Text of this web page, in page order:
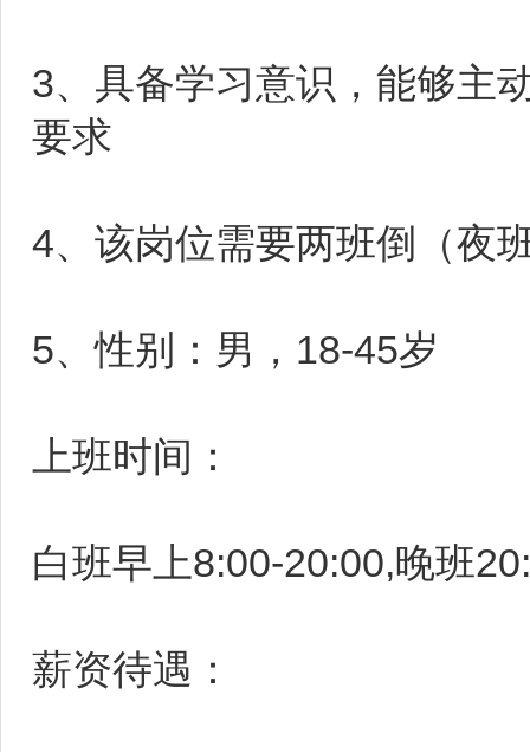
3、具备学习意识，能够主
要求
4、该岗位需要两班倒（夜
5、性别：男，18-45岁
上班时间：
白班早上8:00-20:00,晚班
薪资待遇：